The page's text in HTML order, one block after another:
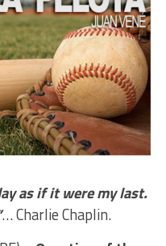
as if it were my last.
… Charlie Chaplin.